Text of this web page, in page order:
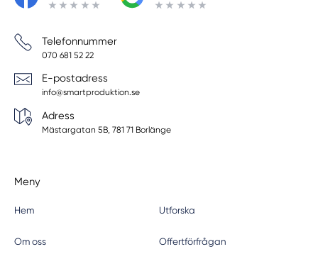
Telefonnummer
070 681 52 22
E-postadress
info@smartproduktion.se
Adress
Mästargatan 5B, 781 71 Borlänge
Meny
Hem Utforska
Om oss Offertförfrågan